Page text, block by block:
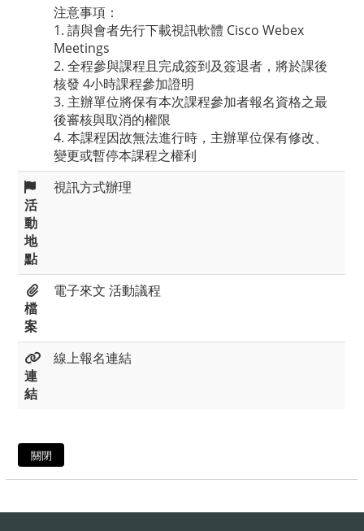
注意事項：
1. 請與會者先行下載視訊軟體 Cisco Webex
Meetings
2. 全程參與課程且完成簽到及簽退者，將於課後
核發 4小時課程參加證明
3. 主辦單位將保有本次課程參加者報名資格之最
後審核與取消的權限
4. 本課程因故無法進行時，主辦單位保有修改、
變更或暫停本課程之權利
活
動
地
點
視訊方式辦理
檔
案
電子來文 活動議程
連
結
線上報名連結
關閉